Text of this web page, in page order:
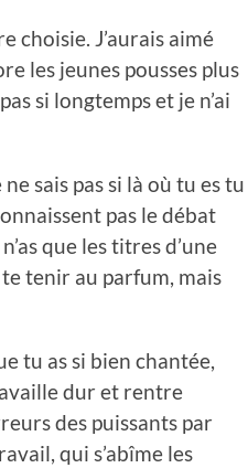
choisie. J’aurais aimé
les jeunes pousses plus
si longtemps et je n’ai
sais pas si là où tu es tu
pas le débat
que les titres d’une
tenir au parfum, mais
tu as si bien chantée,
dur et rentre
des puissants par
qui s’abîme les